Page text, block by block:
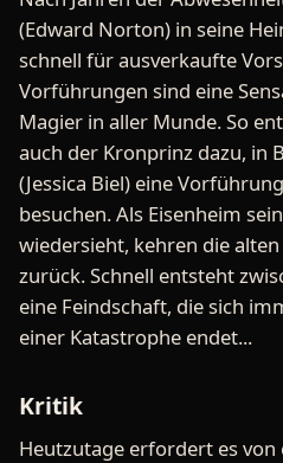
(Edward Norton) in seine
schnell für ausverkaufte
Vorführungen sind eine
Magier in aller Munde. So
auch der Kronprinz dazu, in
(Jessica Biel) eine
besuchen. Als Eisenheim
wiedersieht, kehren die
zurück. Schnell entsteht
eine Feindschaft, die sich
einer Katastrophe endet...
Kritik
Heutzutage erfordert es von